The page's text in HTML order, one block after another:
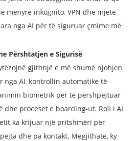
mënyrë inkognito, VPN dhe mjete
nga AI për të siguruar çmime më
Përshtatjen e Sigurisë
gjithnjë e më shumë njohjen
nga AI, kontrollin automatike të
biometrik për të përshpejtuar
dhe proceset e boarding-ut. Roli i AI
ka krijuar një pritshmëri për
dhe pa kontakt. Megjithatë, ky